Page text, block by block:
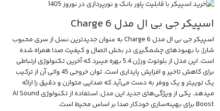
اسپیکر جی بی ال مدل Charge 6
اسپیکر جی بی ال مدل Charge 6
به عنوان جدیدترین نسل از سری محبوب
شارژ، با بهبودهای چشمگیری در بخش اتصال و کیفیت صدا همراه شده
است. این مدل از بلوتوث ورژن 5.4 بهره میبرد که آخرین تکنولوژی ارتباطی
برای کاهش تاخیر و افزایش پایداری است. توان خروجی 45 واتی آن از ترکیب
یک توییتر و یک ووفر به دست می‌آید که صدایی متوازن و دقیق را ارائه
میدهد. یکی از ویژگی‌های جدید این مدل، استفاده از تکنولوژی AI Sound
Boost برای بهینه‌سازی خودکار صدا بر اساس محیط است.